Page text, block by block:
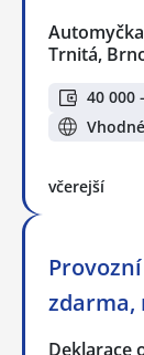
Trnitá,
40 000
včerejší
Deklarace